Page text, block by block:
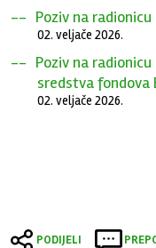
Poziv na
02. veljače 2026.
Poziv na
sredstva fondova
02. veljače 2026.
PODIJELI